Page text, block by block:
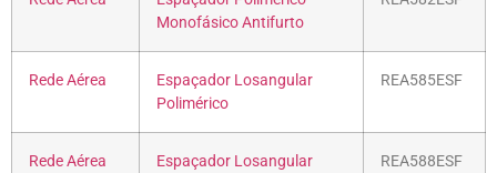
Monofásico Antifurto
Rede Aérea
Espaçador Losangular
Polimérico
REA585ESF
Rede Aérea
Espaçador Losangular
REA588ESF